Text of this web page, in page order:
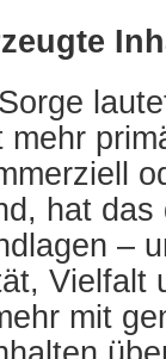
mehr
hat
–
Vielfalt
mit